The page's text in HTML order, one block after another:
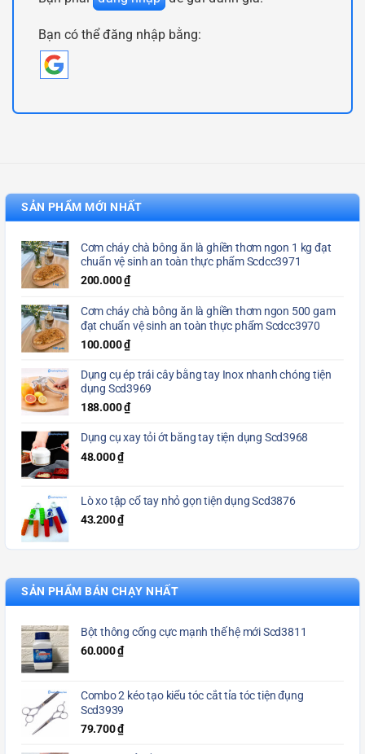
Bạn có thể đăng nhập bằng:
SẢN PHẨM MỚI NHẤT
Cơm cháy chà bông ăn là ghiền thơm ngon 1 kg đạt
chuẩn vệ sinh an toàn thực phẩm Scdcc3971
200.000₫
Cơm cháy chà bông ăn là ghiền thơm ngon 500 gam
đạt chuẩn vệ sinh an toàn thực phẩm Scdcc3970
100.000₫
Dụng cụ ép trái cây bằng tay Inox nhanh chóng tiện
dụng Scd3969
188.000₫
Dụng cụ xay tỏi ớt bằng tay tiện dụng Scd3968
48.000₫
Lò xo tập cổ tay nhỏ gọn tiện dụng Scd3876
43.200₫
SẢN PHẨM BÁN CHẠY NHẤT
Bột thông cống cực mạnh thế hệ mới Scd3811
60.000₫
Combo 2 kéo tạo kiểu tóc cắt tỉa tóc tiện đụng
Scd3939
79.700₫